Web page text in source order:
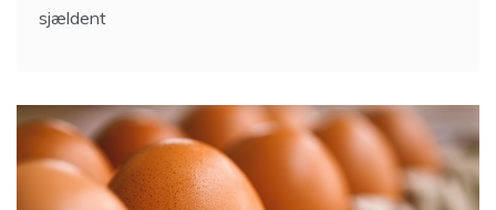
sjældent